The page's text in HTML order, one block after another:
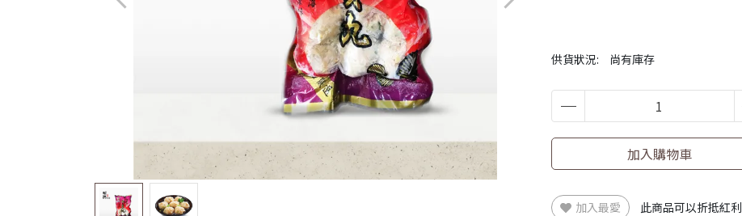
供貨狀況: 尚有庫存
加入購物車
加入最愛 此商品可以折抵紅利